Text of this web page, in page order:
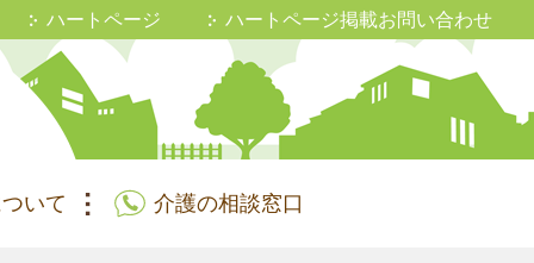
ハートページ ハートページ掲載お問い合わせ
いて 介護の相談窓口